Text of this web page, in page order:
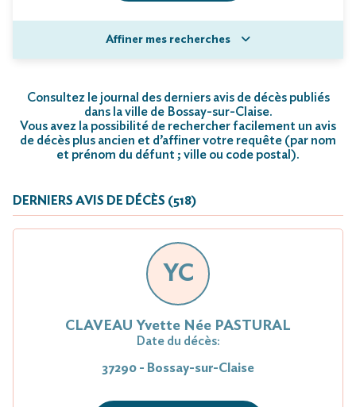
Affiner mes recherches
Consultez le journal des derniers avis de décès publiés
dans la ville de Bossay-sur-Claise.
Vous avez la possibilité de rechercher facilement un avis
de décès plus ancien et d’affiner votre requête (par nom
et prénom du défunt ; ville ou code postal).
DERNIERS AVIS DE DÉCÈS (518)
YC
CLAVEAU Yvette Née PASTURAL
Date du décès:
37290 - Bossay-sur-Claise